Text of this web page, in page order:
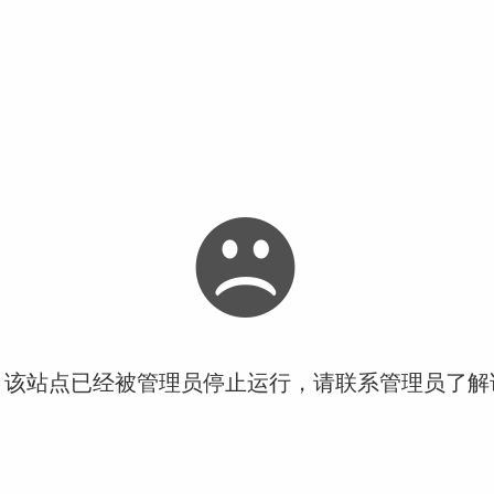
站点已经被管理员停止运行，请联系管理员了